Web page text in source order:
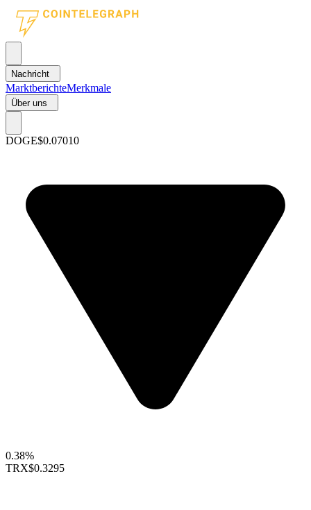
Nachricht
MarktberichteMerkmale
Über uns
DOGE$0.07010
0.38%
TRX$0.3295